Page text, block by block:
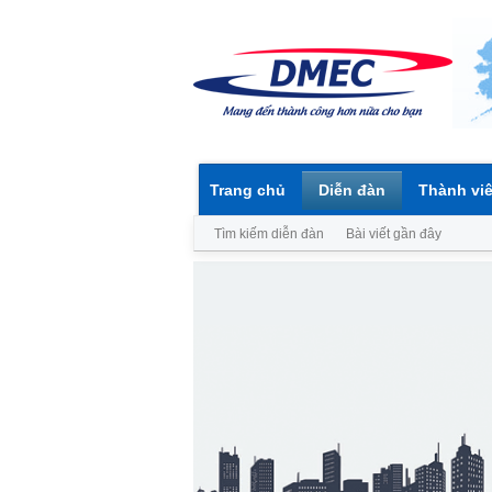
Trang chủ Diễn đàn
Tìm kiếm diễn đàn Bài viết gần đây
Thành